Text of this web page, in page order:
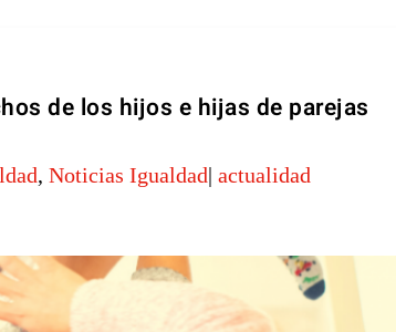
de los hijos e hijas de parejas
, Noticias Igualdad| actualidad